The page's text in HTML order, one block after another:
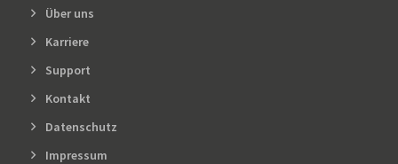
Über uns
Karriere
Support
Kontakt
Datenschutz
Impressum